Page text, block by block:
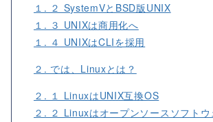
１. ２ SystemVとBSD版UNIX
１. ３ UNIXは商用化へ
１. ４ UNIXはCLIを採用
２. では、Linuxとは？
２. １ LinuxはUNIX互換OS
２. ２ Linuxはオープンソースソフトウ